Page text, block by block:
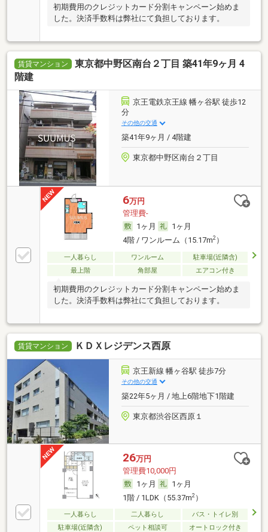
初期費用のクレジットカード分割キャンペーン始めま
した。決済手数料は弊社にて負担しております。
賃貸マンション
東京都中野区南台２丁目 築41年9ヶ月 4
階建
京王電鉄京王線 幡ヶ谷駅 徒歩12
分
その他の交通
築41年9ヶ月 / 4階建
東京都中野区南台２丁目
6万円
管理費-
1ヶ月
1ヶ月
4階 / ワンルーム（15.17m2）
一人暮らし ワンルーム
駐車場(近隣含)
最上階
角部屋 エアコン付き
初期費用のクレジットカード分割キャンペーン始めま
した。決済手数料は弊社にて負担しております。
賃貸マンション ＫＤＸレジデンス西原
京王新線 幡ヶ谷駅 徒歩7分
その他の交通
築22年5ヶ月 / 地上6階地下1階建
東京都渋谷区西原１
26万円
管理費10,000円
1ヶ月
1ヶ月
1階 / 1LDK（55.37m2）
一人暮らし 二人暮らし
バス・トイレ別
駐車場(近隣含)
ペット相談可 オートロック付き